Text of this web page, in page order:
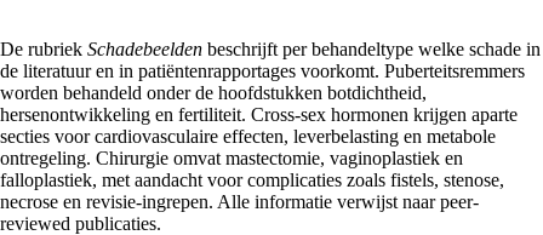
De rubriek Schadebeelden beschrijft per behandeltype welke schade in
de literatuur en in patiëntenrapportages voorkomt. Puberteitsremmers
worden behandeld onder de hoofdstukken botdichtheid,
hersenontwikkeling en fertiliteit. Cross-sex hormonen krijgen aparte
secties voor cardiovasculaire effecten, leverbelasting en metabole
ontregeling. Chirurgie omvat mastectomie, vaginoplastiek en
falloplastiek, met aandacht voor complicaties zoals fistels, stenose,
necrose en revisie-ingrepen. Alle informatie verwijst naar peer-
reviewed publicaties.